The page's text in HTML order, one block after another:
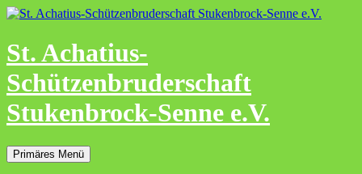
Zum
springen
St. Achatius-
Schützenbruderschaft
Stukenbrock-Senne e.V.
Suchen
Primäres Menü